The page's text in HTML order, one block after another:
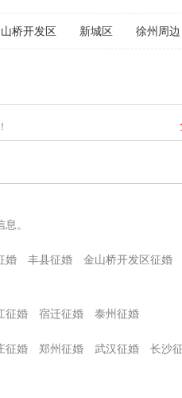
桥开发区 新城区 徐州周边
。
婚 丰县征婚 金山桥开发区征婚
征婚 宿迁征婚 泰州征婚
征婚 郑州征婚 武汉征婚 长沙